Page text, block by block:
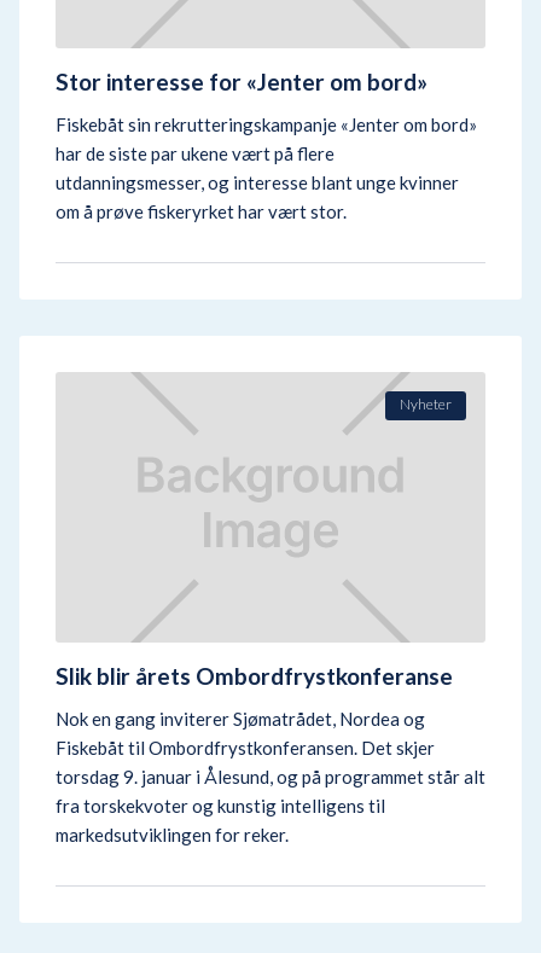
Stor interesse for «Jenter om bord»
Fiskebåt sin rekrutteringskampanje «Jenter om bord»
har de siste par ukene vært på flere
utdanningsmesser, og interesse blant unge kvinner
om å prøve fiskeryrket har vært stor.
Nyheter
Slik blir årets Ombordfrystkonferanse
Nok en gang inviterer Sjømatrådet, Nordea og
Fiskebåt til Ombordfrystkonferansen. Det skjer
torsdag 9. januar i Ålesund, og på programmet står alt
fra torskekvoter og kunstig intelligens til
markedsutviklingen for reker.